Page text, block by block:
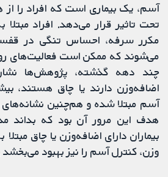
آسم، یک بیماری است که افراد را
تحت تاثیر قرار می‌دهد. افراد مبتلا
مکرر سرفه، احساس تنگی در
می‌شوند که ممکن است فعالیت‌های
چند دهه گذشته، پژوهش‌ها نشان
اضافه‌وزن دارند یا چاق هستند،
آسم مبتلا شده و هم‌چنین
هدف این مرور آن بود که بداند
بیماران دارای اضافه‌وزن یا چاق
وزن، کنترل آسم را نیز بهبود می‌بخشد